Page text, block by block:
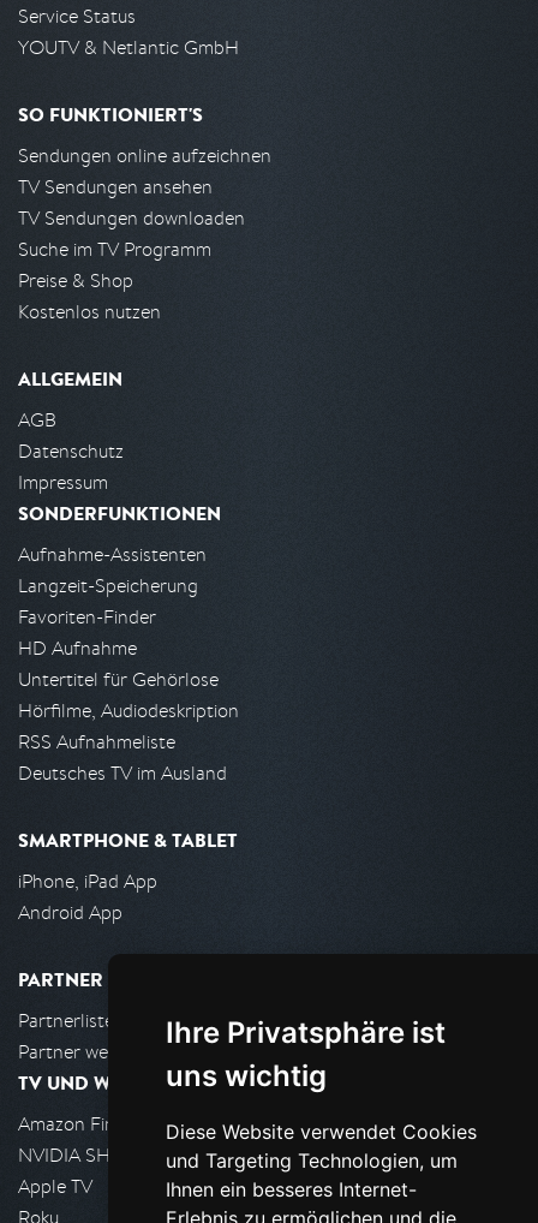
Ihre Privatsphäre ist
uns wichtig
Diese Website verwendet Cookies
und Targeting Technologien, um
Ihnen ein besseres Internet-
Erlebnis zu ermöglichen und die
Service Status
YOUTV & Netlantic GmbH
SO FUNKTIONIERT'S
Sendungen online aufzeichnen
TV Sendungen ansehen
TV Sendungen downloaden
Suche im TV Programm
Preise & Shop
Kostenlos nutzen
ALLGEMEIN
AGB
Datenschutz
Impressum
SONDERFUNKTIONEN
Aufnahme-Assistenten
Langzeit-Speicherung
Favoriten-Finder
HD Aufnahme
Untertitel für Gehörlose
Hörfilme, Audiodeskription
RSS Aufnahmeliste
Deutsches TV im Ausland
SMARTPHONE & TABLET
iPhone, iPad App
Android App
PARTNER
Partnerliste
Partner werden
TV UND WOHNZIMMER
Amazon FireTV
NVIDIA SHIELD, Google TV
Apple TV
Roku